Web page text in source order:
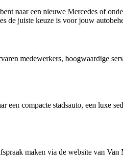
naar een nieuwe Mercedes of
de juiste keuze is voor jouw
medewerkers, hoogwaardige
compacte stadsauto, een luxe
maken via de website van Van